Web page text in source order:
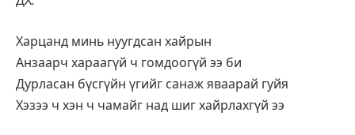
Харцанд минь нуугдсан хайрын
Анзаарч хараагүй ч гомдоогүй ээ би
Дурласан бүсгүйн үгийг санаж яваарай гуйя
Хэзээ ч хэн ч чамайг над шиг хайрлахгүй ээ